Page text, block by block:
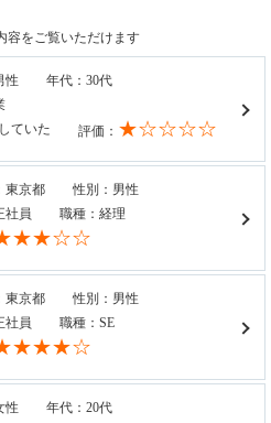
容をご覧いただけます
性
年代：30代
ていた
評価： ★☆☆☆☆
東京都
性別：男性
社員
職種：経理
東京都
性別：男性
社員
職種：SE
性
年代：20代